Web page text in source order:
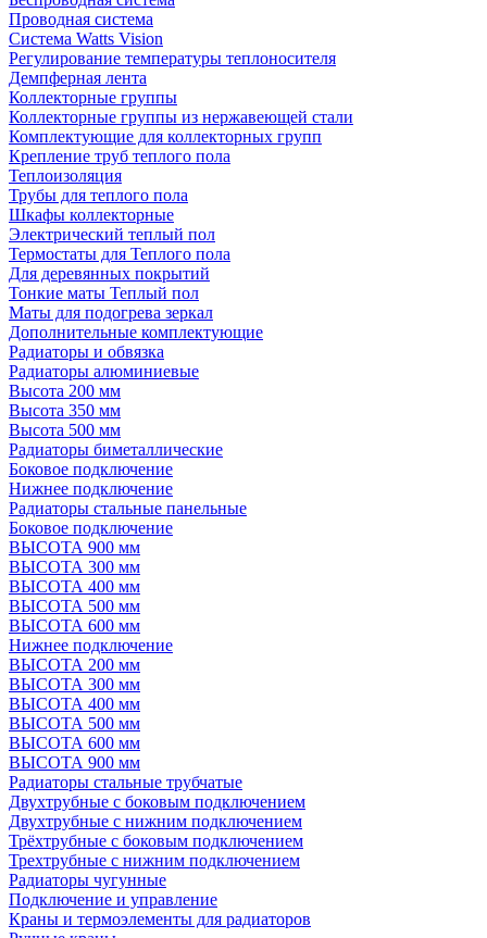
Проводная система
Система Watts Vision
Регулирование температуры теплоносителя
Демпферная лента
Коллекторные группы
Коллекторные группы из нержавеющей стали
Комплектующие для коллекторных групп
Крепление труб теплого пола
Теплоизоляция
Трубы для теплого пола
Шкафы коллекторные
Электрический теплый пол
Термостаты для Теплого пола
Для деревянных покрытий
Тонкие маты Теплый пол
Маты для подогрева зеркал
Дополнительные комплектующие
Радиаторы и обвязка
Радиаторы алюминиевые
Высота 200 мм
Высота 350 мм
Высота 500 мм
Радиаторы биметаллические
Боковое подключение
Нижнее подключение
Радиаторы стальные панельные
Боковое подключение
ВЫСОТА 900 мм
ВЫСОТА 300 мм
ВЫСОТА 400 мм
ВЫСОТА 500 мм
ВЫСОТА 600 мм
Нижнее подключение
ВЫСОТА 200 мм
ВЫСОТА 300 мм
ВЫСОТА 400 мм
ВЫСОТА 500 мм
ВЫСОТА 600 мм
ВЫСОТА 900 мм
Радиаторы стальные трубчатые
Двухтрубные с боковым подключением
Двухтрубные с нижним подключением
Трёхтрубные с боковым подключением
Трехтрубные с нижним подключением
Радиаторы чугунные
Подключение и управление
Краны и термоэлементы для радиаторов